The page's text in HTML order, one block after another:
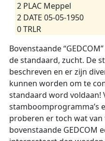
2 PLAC Meppel
2 DATE 05-05-1950
0 TRLR
Bovenstaande
de standaard, zucht. De
beschreven en er zijn
kunnen worden om te
standaard word voldaan!
stamboomprogramma’s
proberen er toch wat
bovenstaande GEDCOM